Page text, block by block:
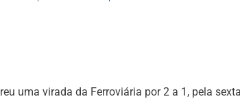
uma virada da Ferroviária por 2 a 1, pela